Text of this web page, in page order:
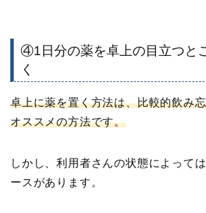
④1日分の薬を卓上の目立つと
く
卓上に薬を置く方法は、比較的飲み
オススメの方法です。
しかし、利用者さんの状態によって
ースがあります。